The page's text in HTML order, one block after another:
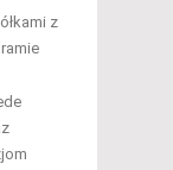
z